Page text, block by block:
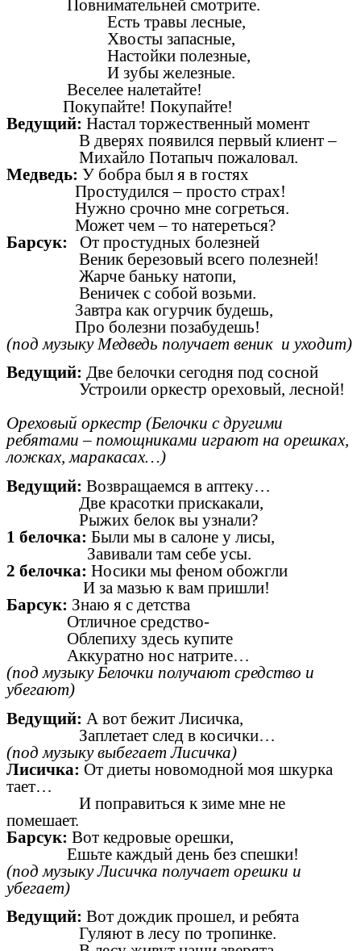
Повнимательней смотрите.
Есть травы лесные,
Хвосты запасные,
Настойки полезные,
И зубы железные.
Веселее налетайте!
Покупайте! Покупайте!
Ведущий: Настал торжественный момент
В дверях появился первый клиент –
Михайло Потапыч пожаловал.
Медведь: У бобра был я в гостях
Простудился – просто страх!
Нужно срочно мне согреться.
Может чем – то натереться?
Барсук: От простудных болезней
Веник березовый всего полезней!
Жарче баньку натопи,
Веничек с собой возьми.
Завтра как огурчик будешь,
Про болезни позабудешь!
(под музыку Медведь получает веник и уходит)
Ведущий: Две белочки сегодня под сосной
Устроили оркестр ореховый, лесной!
Ореховый оркестр (Белочки с другими
ребятами – помощниками играют на орешках,
ложках, маракасах…)
Ведущий: Возвращаемся в аптеку…
Две красотки прискакали,
Рыжих белок вы узнали?
1 белочка: Были мы в салоне у лисы,
Завивали там себе усы.
2 белочка: Носики мы феном обожгли
И за мазью к вам пришли!
Барсук: Знаю я с детства
Отличное средство-
Облепиху здесь купите
Аккуратно нос натрите…
(под музыку Белочки получают средство и
убегают)
Ведущий: А вот бежит Лисичка,
Заплетает след в косички…
(под музыку выбегает Лисичка)
Лисичка: От диеты новомодной моя шкурка
тает…
И поправиться к зиме мне не
помешает.
Барсук: Вот кедровые орешки,
Ешьте каждый день без спешки!
(под музыку Лисичка получает орешки и
убегает)
Ведущий: Вот дождик прошел, и ребята
Гуляют в лесу по тропинке.